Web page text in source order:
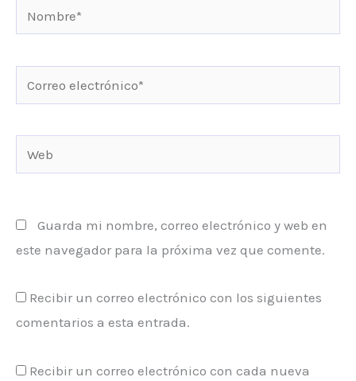
electrónico*
Guarda mi nombre, correo electrónico y web en
este navegador para la próxima vez que comente.
Recibir un correo electrónico con los siguientes
comentarios a esta entrada.
Recibir un correo electrónico con cada nueva